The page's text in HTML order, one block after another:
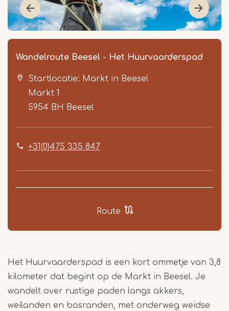
Wandelroute Beesel - Het Huurvaarderspad
Startlocatie: Markt in Beesel
Markt 1
5954 BH Beesel
+31(0)475 335 847
Route
Item
Het Huurvaarderspad is een kort ommetje van 3,8
kilometer dat begint op de Markt in Beesel. Je
wandelt over rustige paden langs akkers,
weilanden en bosranden, met onderweg weidse